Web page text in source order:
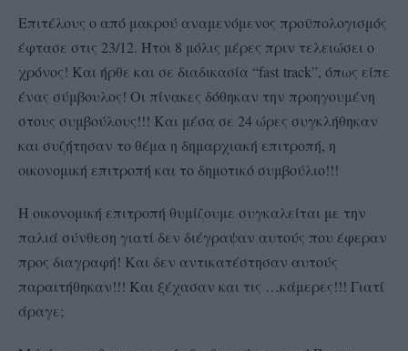
Επιτέλους ο από μακρού αναμενόμενος προϋπολογισμός
έφτασε στις 23/12. Ήτοι 8 μόλις μέρες πριν τελειώσει ο
χρόνος! Και ήρθε και σε διαδικασία “fast track”, όπως είπε
ένας σύμβουλος! Οι πίνακες δόθηκαν την προηγουμένη
στους συμβούλους!!! Και μέσα σε 24 ώρες συγκλήθηκαν
και συζήτησαν το θέμα η δημαρχιακή επιτροπή, η
οικονομική επιτροπή και το δημοτικό συμβούλιο!!!
Η οικονομική επιτροπή θυμίζουμε συγκαλείται με την
παλιά σύνθεση γιατί δεν διέγραψαν αυτούς που έφεραν
προς διαγραφή! Και δεν αντικατέστησαν αυτούς
παραιτήθηκαν!!! Και ξέχασαν και τις …κάμερες!!! Γιατί
άραγε;